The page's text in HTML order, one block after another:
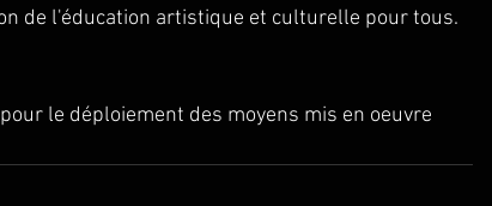
de l'éducation artistique et culturelle pour tous.
le déploiement des moyens mis en oeuvre